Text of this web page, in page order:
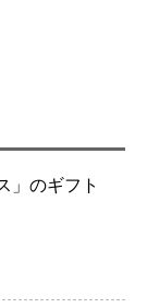
」のギフト